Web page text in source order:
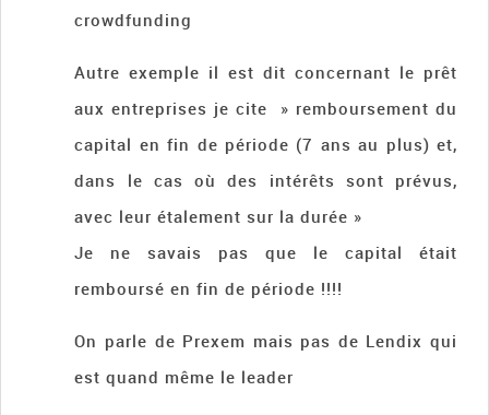
crowdfunding
Autre exemple il est dit concernant le prêt
aux entreprises je cite » remboursement du
capital en fin de période (7 ans au plus) et,
dans le cas où des intérêts sont prévus,
avec leur étalement sur la durée »
Je ne savais pas que le capital était
remboursé en fin de période !!!!
On parle de Prexem mais pas de Lendix qui
est quand même le leader